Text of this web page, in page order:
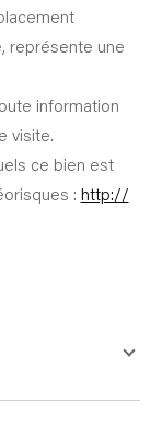
représente une
information
visite.
ce bien est
: http://